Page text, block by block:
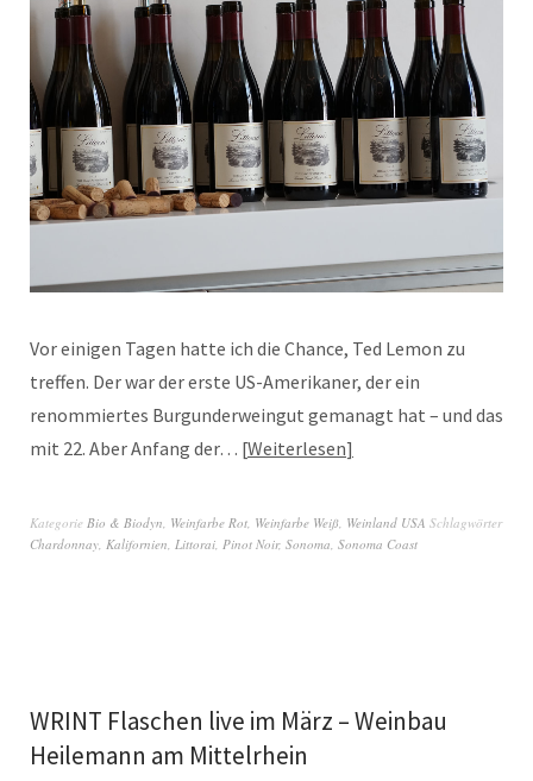
Vor einigen Tagen hatte ich die Chance, Ted Lemon zu
treffen. Der war der erste US-Amerikaner, der ein
renommiertes Burgunderweingut gemanagt hat – und das
mit 22. Aber Anfang der… Weiterlesen
Kategorie Bio & Biodyn Weinfarbe Rot Weinfarbe Weiß Weinland USA Schlagwörter
Chardonnay Kalifornien Littorai Pinot Noir, Sonoma Sonoma Coast
WRINT Flaschen live im März – Weinbau
Heilemann am Mittelrhein